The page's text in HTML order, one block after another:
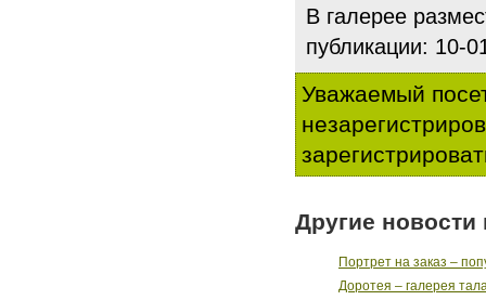
В галерее
публикации:
Уважаемый
Другие новости
Портрет на заказ –
Доротея – галерея